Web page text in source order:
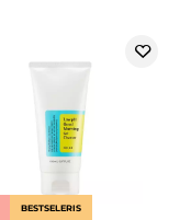
BESTSELERIS